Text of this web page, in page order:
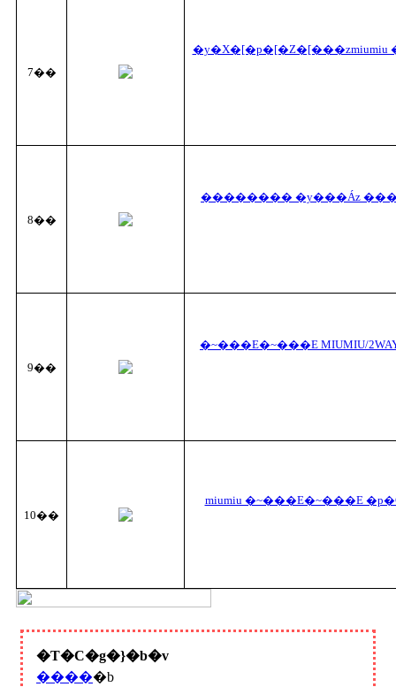
7��
8��
�������� �y���Áz ���i
9��
�~���E�~���E MIUMIU/
10��
miumiu �~���E�~���E
�T�C�g�}�b�v
�����b